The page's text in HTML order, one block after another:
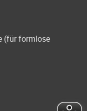
(für formlose